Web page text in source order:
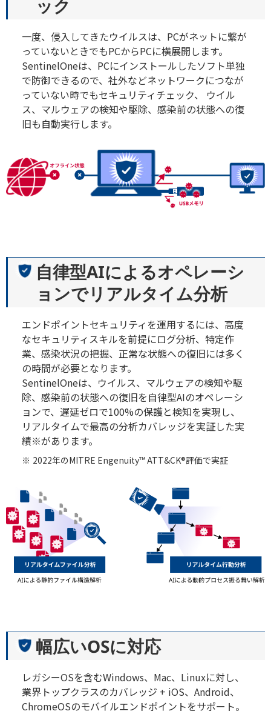
ック
一度、侵入してきたウイルスは、PCがネットに繋が
っていないときでもPCからPCに横展開します。
SentinelOneは、PCにインストールしたソフト単独
で防御できるので、社外などネットワークにつなが
っていない時でもセキュリティチェック、 ウイル
ス、マルウェアの検知や駆除、感染前の状態への復
旧も自動実行します。
自律型AIによるオペレーシ
ョンでリアルタイム分析
エンドポイントセキュリティを運用するには、高度
なセキュリティスキルを前提にログ分析、特定作
業、感染状況の把握、正常な状態への復旧には多く
の時間が必要となります。
SentinelOneは、ウイルス、マルウェアの検知や駆
除、感染前の状態への復旧を自律型AIのオペレーシ
ョンで、遅延ゼロで100%の保護と検知を実現し、
リアルタイムで最高の分析カバレッジを実証した実
績※があります。
2022年のMITRE Engenuity™ATT&CK®評価で実証
幅広いOSに対応
レガシーOSを含むWindows、Mac、Linuxに対し、
業界トップクラスのカバレッジ + iOS、Android、
ChromeOSのモバイルエンドポイントをサポート。